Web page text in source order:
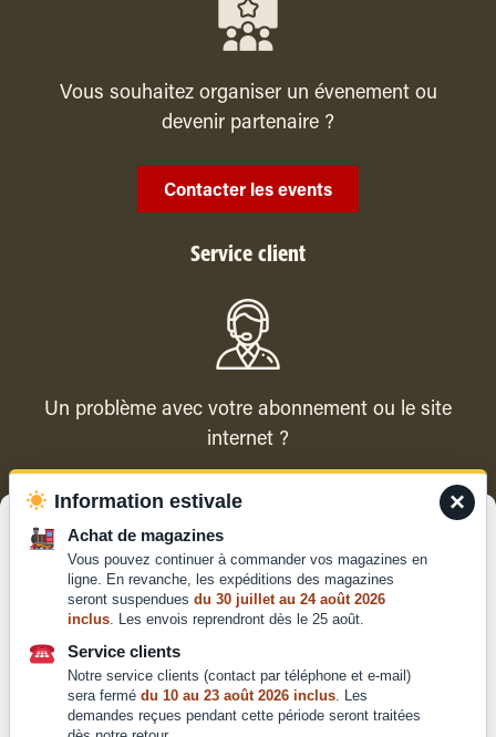
Pour offrir les meilleures expériences, nous utilisons des technologies
telles que les cookies pour stocker et/ou accéder aux informations des
appareils. Le fait de consentir à ces technologies nous permettra de
traiter des données telles que le comportement de navigation ou les ID
uniques sur ce site. Le fait de ne pas consentir ou de retirer son
consentement peut avoir un effet négatif sur certaines caractéristiques
et fonctions.
Vous souhaitez organiser un évenement ou
devenir partenaire ?
Contacter les events
Service client
Un problème avec votre abonnement ou le site
internet ?
Contacter le service client
Mentions légales
Conditions générales de
vente et d'utilisation
×
Information estivale
Achat de magazines
Vous pouvez continuer à commander vos magazines en
ligne. En revanche, les expéditions des magazines
seront suspendues du 30 juillet au 24 août 2026
inclus. Les envois reprendront dès le 25 août.
Service clients
Notre service clients (contact par téléphone et e-mail)
sera fermé du 10 au 23 août 2026 inclus. Les
demandes reçues pendant cette période seront traitées